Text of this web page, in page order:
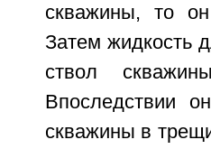
скважины, то он
Затем жидкость
ствол
Впоследствии
скважины в